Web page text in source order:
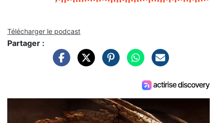
Télécharger le podcast
Partager :